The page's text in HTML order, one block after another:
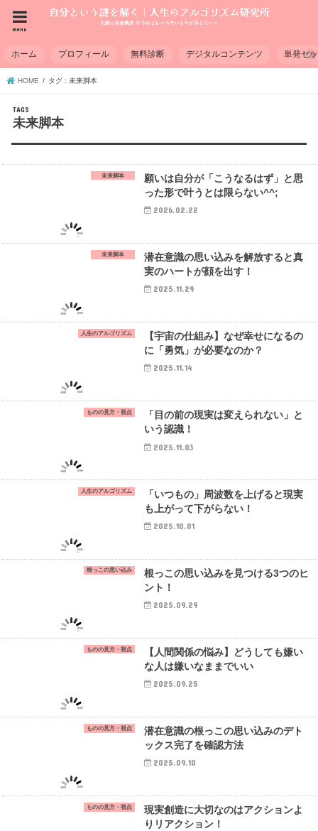
menu
ホーム プロフィール 無料診断 デジタルコンテンツ 単発セ
HOME タグ : 未来脚本
未来脚本
未来脚本
願いは自分が「こうなるはず」と思
った形で叶うとは限らない^^;
2026.02.22
未来脚本
潜在意識の思い込みを解放すると真
実のハートが顔を出す！
2025.11.29
人生のアルゴリズム
【宇宙の仕組み】なぜ幸せになるの
に「勇気」が必要なのか？
2025.11.14
ものの見方・視点
「目の前の現実は変えられない」と
いう認識！
2025.11.03
人生のアルゴリズム
「いつもの」周波数を上げると現実
も上がって下がらない！
2025.10.01
根っこの思い込み
根っこの思い込みを見つける3つのヒ
ント！
2025.09.29
ものの見方・視点
【人間関係の悩み】どうしても嫌い
な人は嫌いなままでいい
2025.09.25
ものの見方・視点
潜在意識の根っこの思い込みのデト
ックス完了を確認方法
2025.09.10
ものの見方・視点
現実創造に大切なのはアクションよ
りリアクション！